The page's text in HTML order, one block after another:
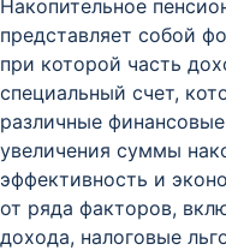
Накопительное
представляет собой
при которой часть
специальный счет,
различные
увеличения суммы
эффективность и
от ряда факторов,
дохода, налоговые